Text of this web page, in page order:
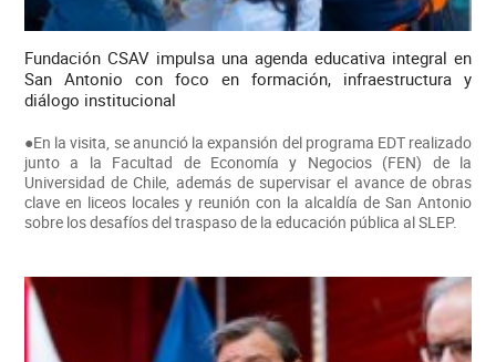
Fundación CSAV impulsa una agenda educativa integral en
San Antonio con foco en formación, infraestructura y
diálogo institucional
●En la visita, se anunció la expansión del programa EDT realizado
junto a la Facultad de Economía y Negocios (FEN) de la
Universidad de Chile, además de supervisar el avance de obras
clave en liceos locales y reunión con la alcaldía de San Antonio
sobre los desafíos del traspaso de la educación pública al SLEP.